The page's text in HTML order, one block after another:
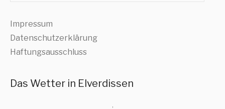
Impressum
Datenschutzerklärung
Haftungsausschluss
Das Wetter in Elverdissen